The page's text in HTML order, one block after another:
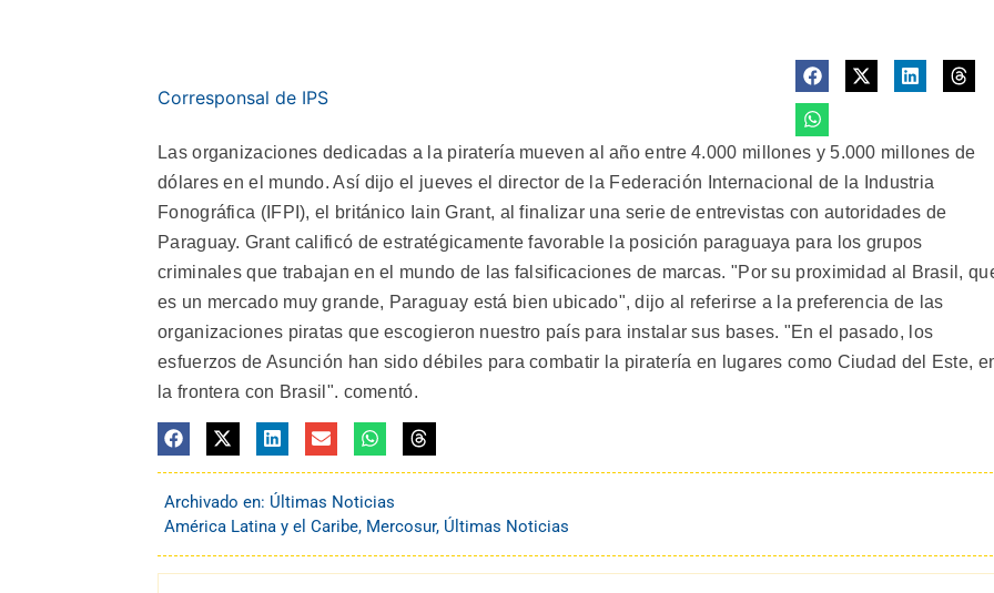
Corresponsal de IPS
Las organizaciones dedicadas a la piratería mueven al año entre 4.000 millones y 5.000 millones de
dólares en el mundo. Así dijo el jueves el director de la Federación Internacional de la Industria
Fonográfica (IFPI), el británico Iain Grant, al finalizar una serie de entrevistas con autoridades de
Paraguay. Grant calificó de estratégicamente favorable la posición paraguaya para los grupos
criminales que trabajan en el mundo de las falsificaciones de marcas. "Por su proximidad al Brasil,
es un mercado muy grande, Paraguay está bien ubicado", dijo al referirse a la preferencia de las
organizaciones piratas que escogieron nuestro país para instalar sus bases. "En el pasado, los
esfuerzos de Asunción han sido débiles para combatir la piratería en lugares como Ciudad del Este,
la frontera con Brasil". comentó.
Archivado en: Últimas Noticias
América Latina y el Caribe, Mercosur, Últimas Noticias